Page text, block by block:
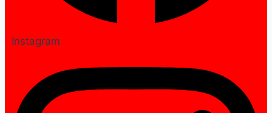
Instagram